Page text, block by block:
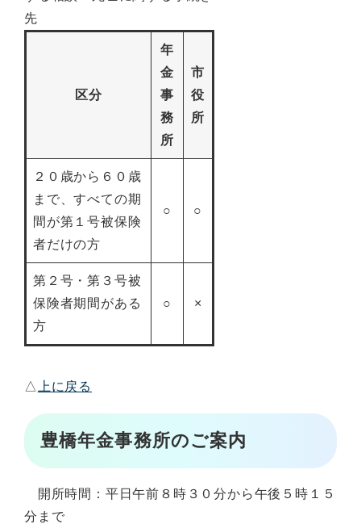
先
区分
年
金
事
務
所
市
役
所
２０歳から６０歳
まで、すべての期
間が第１号被保険
者だけの方
○ ○
第２号・第３号被
保険者期間がある
方
○ ×
△上に戻る
豊橋年金事務所のご案内
開所時間：平日午前８時３０分から午後５時１５
分まで